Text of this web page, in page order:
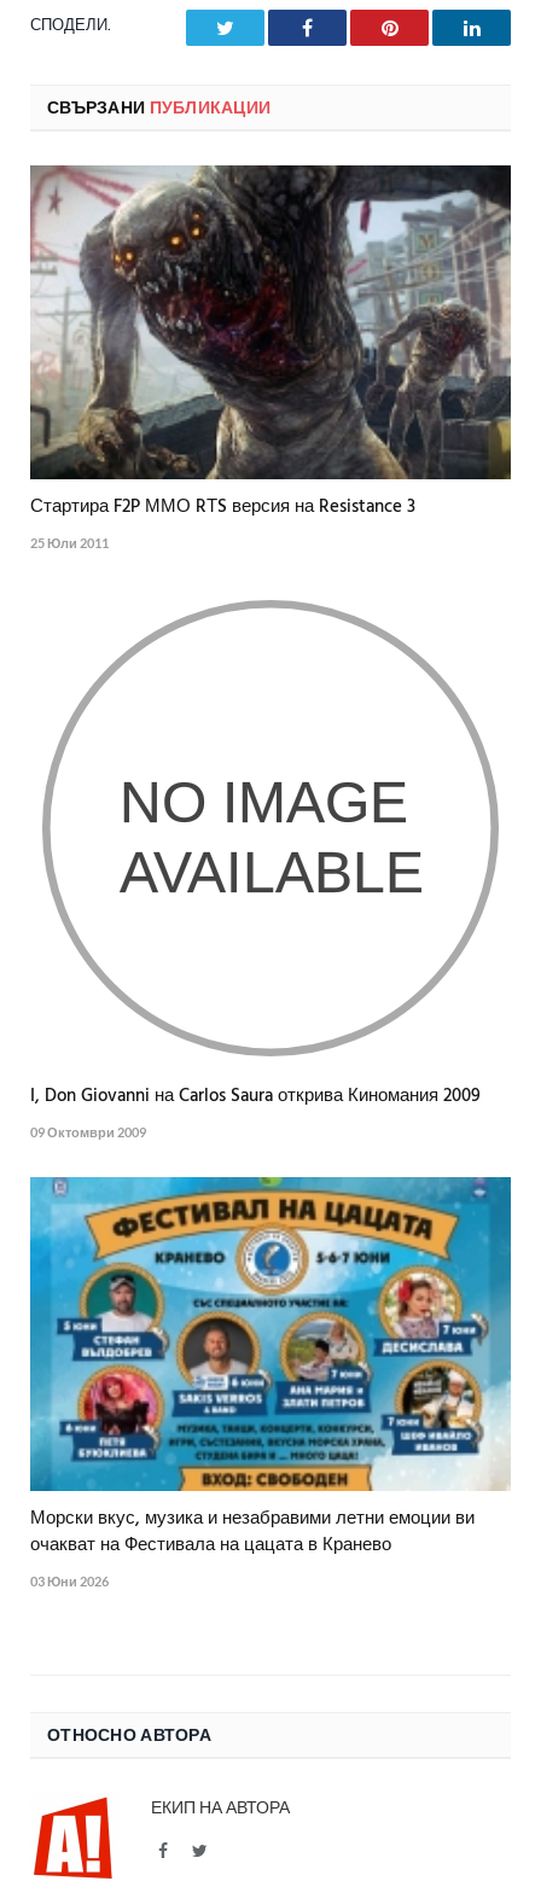
СПОДЕЛИ. Facebook Pinterest
СВЪРЗАНИ ПУБЛИКАЦИИ
Стартира F2P ММО RТS версия на Resistance 3
25 Юли 2011
I, Don Giovanni на Carlos Saura открива Киномания 2009
09 Октомври 2009
Морски вкус, музика и незабравими летни емоции ви
очакват на Фестивала на цацата в Кранево
03 Юни 2026
ОТНОСНО АВТОРА
ЕКИП НА АВТОРА
FacebookTwitter